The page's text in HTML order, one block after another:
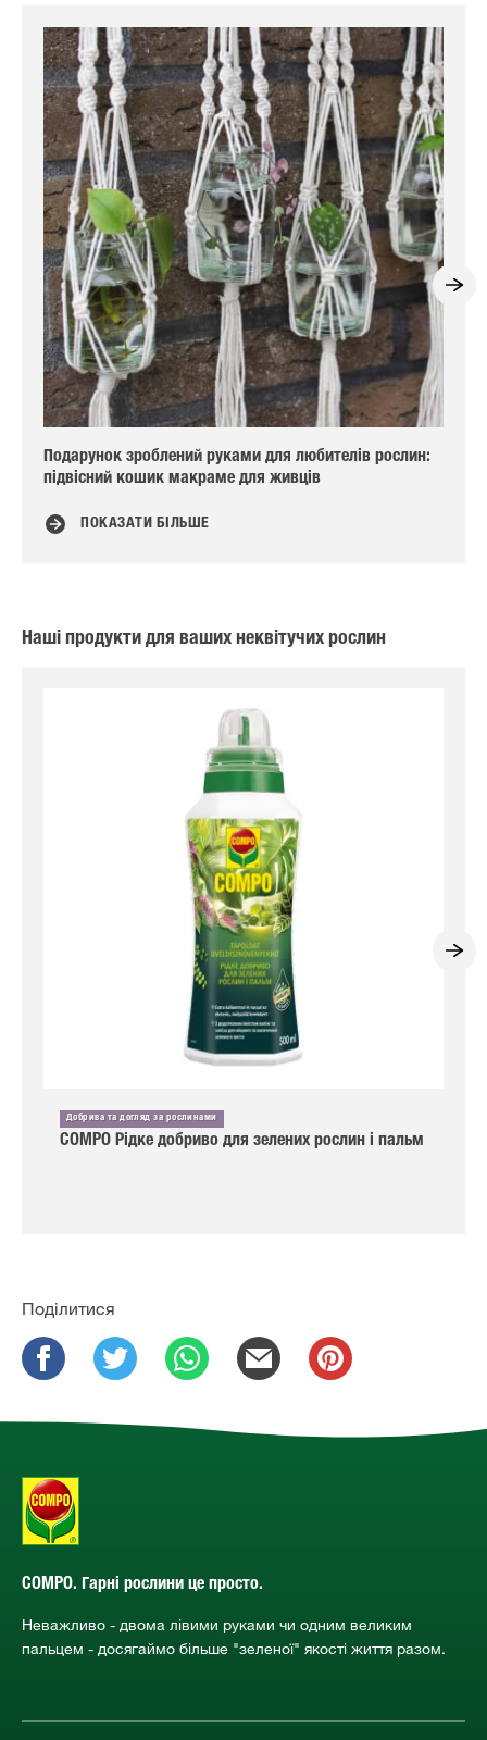
Подарунок зроблений руками для любителів рослин:
підвісний кошик макраме для живців
ПОКАЗАТИ БІЛЬШЕ
Наші продукти для ваших неквітучих рослин
Добрива та догляд за рослинами
COMPO Рідке добриво для зелених рослин і пальм
Поділитися
COMPO. Гарні рослини це просто.
Неважливо - двома лівими руками чи одним великим
пальцем - досягаймо більше "зеленої" якості життя разом.